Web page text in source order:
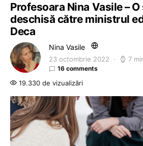
Profesoara Nina Vasile –
deschisă către ministrul
Deca
Nina Vasile
23 octombrie 2022 7
16 comments
19.330 de vizualizări